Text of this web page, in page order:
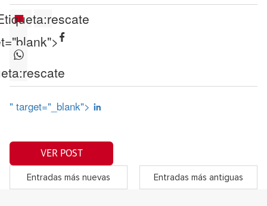
rescate
rescate
" target="_blank">
VER POST
Entradas más nuevas Entradas más antiguas